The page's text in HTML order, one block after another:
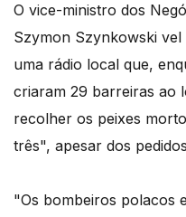
O vice-ministro dos
Szymon Szynkowski vel
uma rádio local que,
criaram 29 barreiras ao
recolher os peixes
três", apesar dos
"Os bombeiros polacos